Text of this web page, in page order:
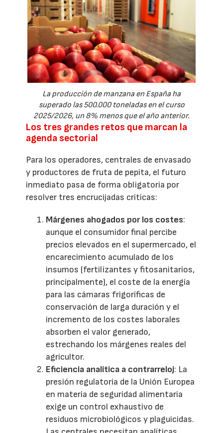
La producción de manzana en España ha
superado las 500.000 toneladas en el curso
2025/2026, un 8% menos que el año anterior.
Los tres grandes retos que marcan la
agenda sectorial
Para los operadores, centrales de envasado
y productores de fruta de pepita, el futuro
inmediato pasa de forma obligatoria por
resolver tres encrucijadas críticas:
Márgenes ahogados por los costes:
aunque el consumidor final percibe
precios elevados en el supermercado, el
encarecimiento acumulado de los
insumos (fertilizantes y fitosanitarios,
principalmente), el coste de la energía
para las cámaras frigoríficas de
conservación de larga duración y el
incremento de los costes laborales
absorben el valor generado,
estrechando los márgenes reales del
agricultor.
Eficiencia analítica a contrarreloj: La
presión regulatoria de la Unión Europea
en materia de seguridad alimentaria
exige un control exhaustivo de
residuos microbiológicos y plaguicidas.